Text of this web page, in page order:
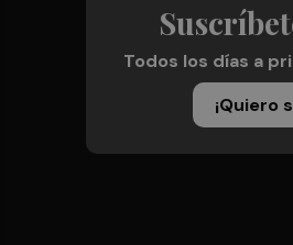
Todos los días a
¡Quiero